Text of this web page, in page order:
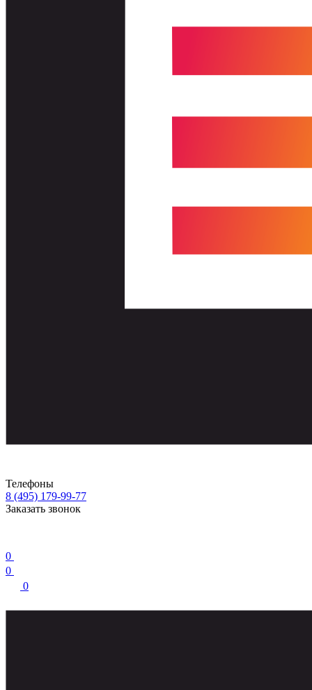
Телефоны
8 (495) 179-99-77
Заказать звонок
0
0
0